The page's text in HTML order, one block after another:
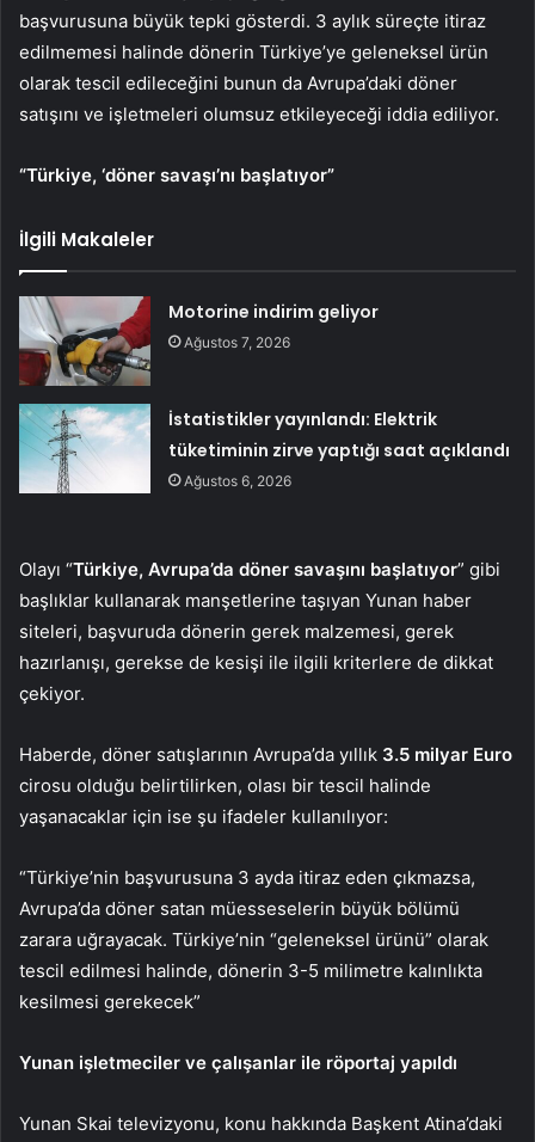
başvurusuna büyük tepki gösterdi. 3 aylık süreçte itiraz
edilmemesi halinde dönerin Türkiye’ye geleneksel ürün
olarak tescil edileceğini bunun da Avrupa’daki döner
satışını ve işletmeleri olumsuz etkileyeceği iddia ediliyor.
“Türkiye, ‘döner savaşı’nı başlatıyor”
İlgili Makaleler
Motorine indirim geliyor
Ağustos 7, 2026
İstatistikler yayınlandı: Elektrik
tüketiminin zirve yaptığı saat açıklandı
Ağustos 6, 2026
Olayı “Türkiye, Avrupa’da döner savaşını başlatıyor” gibi
başlıklar kullanarak manşetlerine taşıyan Yunan haber
siteleri, başvuruda dönerin gerek malzemesi, gerek
hazırlanışı, gerekse de kesişi ile ilgili kriterlere de dikkat
çekiyor.
Haberde, döner satışlarının Avrupa’da yıllık 3.5 milyar Euro
cirosu olduğu belirtilirken, olası bir tescil halinde
yaşanacaklar için ise şu ifadeler kullanılıyor:
“Türkiye’nin başvurusuna 3 ayda itiraz eden çıkmazsa,
Avrupa’da döner satan müesseselerin büyük bölümü
zarara uğrayacak. Türkiye’nin “geleneksel ürünü” olarak
tescil edilmesi halinde, dönerin 3-5 milimetre kalınlıkta
kesilmesi gerekecek”
Yunan işletmeciler ve çalışanlar ile röportaj yapıldı
Yunan Skai televizyonu, konu hakkında Başkent Atina’daki